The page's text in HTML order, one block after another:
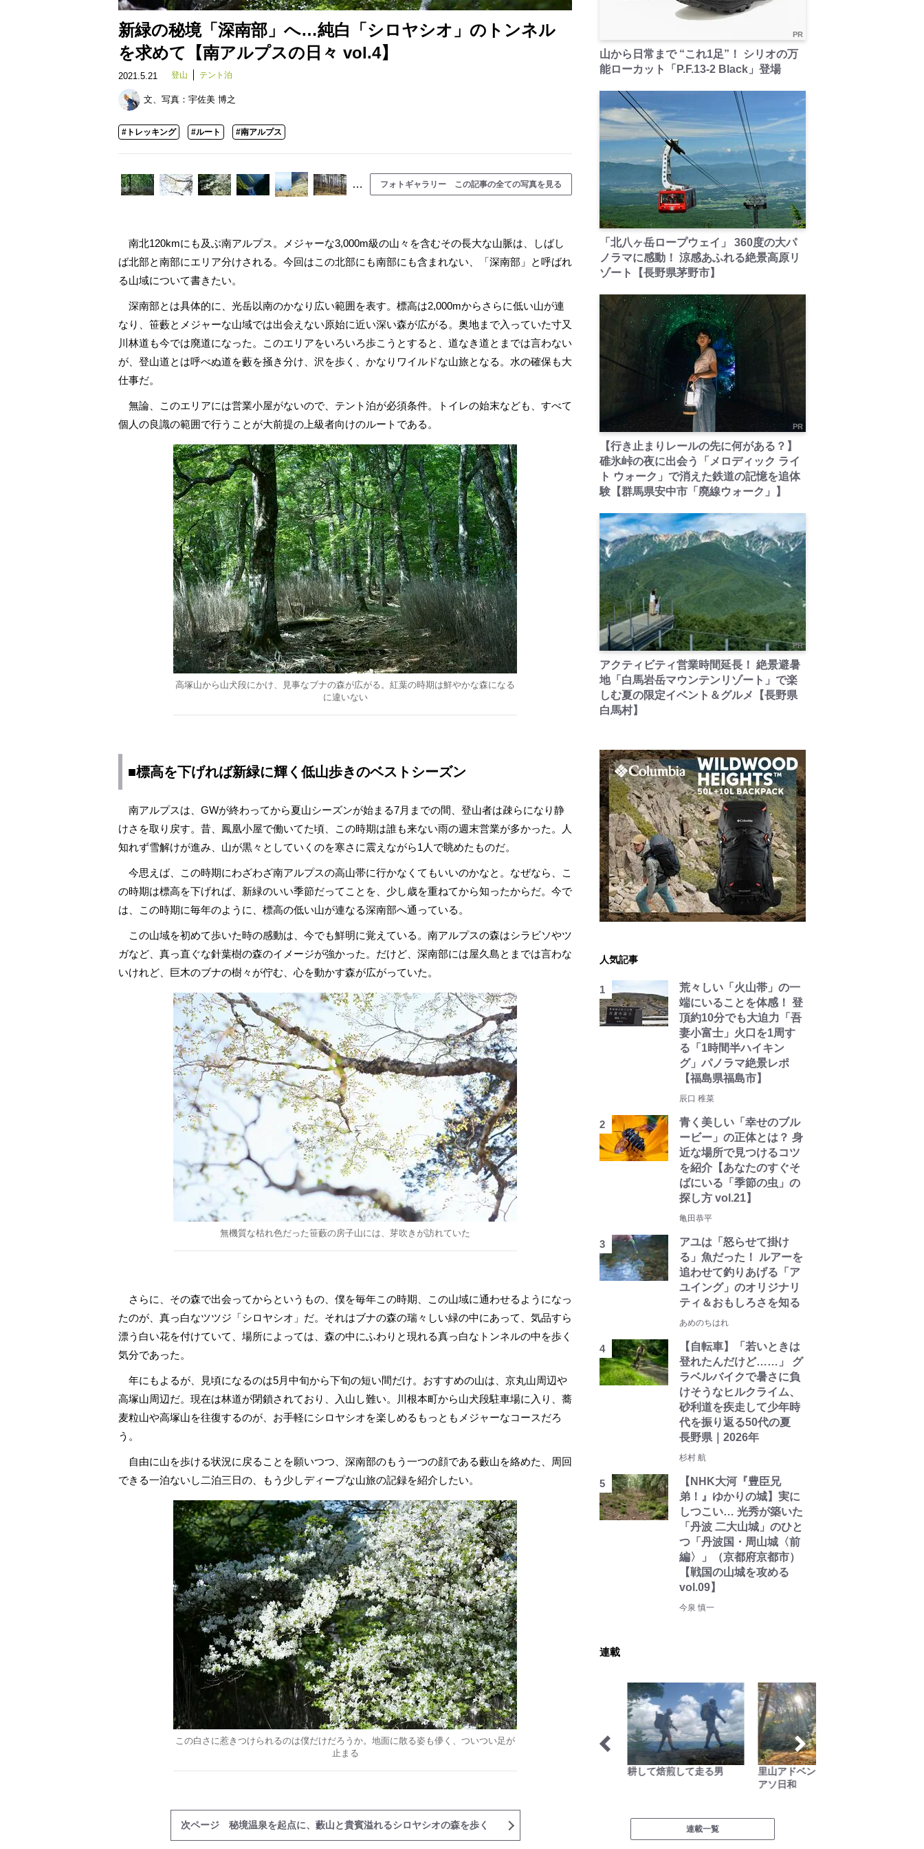
新緑の秘境「深南部」へ…純白「シロヤシオ」のトンネル
を求めて【南アルプスの日々 vol.4】
2021.5.21 登山 テント泊
文、写真： 宇佐美 博之
#トレッキング #ルート #南アルプス
… フォトギャラリー この記事の全ての写真を見る
南北120kmにも及ぶ南アルプス。メジャーな3,000m級の山々を含むその長大な山脈は、しばし
ば北部と南部にエリア分けされる。今回はこの北部にも南部にも含まれない、「深南部」と呼ばれ
る山域について書きたい。
深南部とは具体的に、光岳以南のかなり広い範囲を表す。標高は2,000mからさらに低い山が連
なり、笹藪とメジャーな山域では出会えない原始に近い深い森が広がる。奥地まで入っていた寸又
川林道も今では廃道になった。このエリアをいろいろ歩こうとすると、道なき道とまでは言わない
が、登山道とは呼べぬ道を藪を掻き分け、沢を歩く、かなりワイルドな山旅となる。水の確保も大
仕事だ。
無論、このエリアには営業小屋がないので、テント泊が必須条件。トイレの始末なども、すべて
個人の良識の範囲で行うことが大前提の上級者向けのルートである。
高塚山から山犬段にかけ、見事なブナの森が広がる。紅葉の時期は鮮やかな森になる
に違いない
■標高を下げれば新緑に輝く低山歩きのベストシーズン
南アルプスは、GWが終わってから夏山シーズンが始まる7月までの間、登山者は疎らになり静
けさを取り戻す。昔、鳳凰小屋で働いてた頃、この時期は誰も来ない雨の週末営業が多かった。人
知れず雪解けが進み、山が黒々としていくのを寒さに震えながら1人で眺めたものだ。
今思えば、この時期にわざわざ南アルプスの高山帯に行かなくてもいいのかなと。なぜなら、こ
の時期は標高を下げれば、新緑のいい季節だってことを、少し歳を重ねてから知ったからだ。今で
は、この時期に毎年のように、標高の低い山が連なる深南部へ通っている。
この山域を初めて歩いた時の感動は、今でも鮮明に覚えている。南アルプスの森はシラビソやツ
ガなど、真っ直ぐな針葉樹の森のイメージが強かった。だけど、深南部には屋久島とまでは言わな
いけれど、巨木のブナの樹々が佇む、心を動かす森が広がっていた。
無機質な枯れ色だった笹藪の房子山には、芽吹きが訪れていた
さらに、その森で出会ってからというもの、僕を毎年この時期、この山域に通わせるようになっ
たのが、真っ白なツツジ「シロヤシオ」だ。それはブナの森の瑞々しい緑の中にあって、気品すら
漂う白い花を付けていて、場所によっては、森の中にふわりと現れる真っ白なトンネルの中を歩く
気分であった。
年にもよるが、見頃になるのは5月中旬から下旬の短い間だけ。おすすめの山は、京丸山周辺や
高塚山周辺だ。現在は林道が閉鎖されており、入山し難い。川根本町から山犬段駐車場に入り、蕎
麦粒山や高塚山を往復するのが、お手軽にシロヤシオを楽しめるもっともメジャーなコースだろ
う。
自由に山を歩ける状況に戻ることを願いつつ、深南部のもう一つの顔である藪山を絡めた、周回
できる一泊ないし二泊三日の、もう少しディープな山旅の記録を紹介したい。
この白さに惹きつけられるのは僕だけだろうか。地面に散る姿も儚く、ついつい足が
止まる
次ページ 秘境温泉を起点に、藪山と貴賓溢れるシロヤシオの森を歩く
PR
山から日常まで “これ1足”！ シリオの万
能ローカット「P.F.13-2 Black」登場
PR
「北八ヶ岳ロープウェイ」 360度の大パ
ノラマに感動！ 涼感あふれる絶景高原リ
ゾート【長野県茅野市】
PR
【行き止まりレールの先に何がある？】
碓氷峠の夜に出会う「メロディック ライ
ト ウォーク」で消えた鉄道の記憶を追体
験【群馬県安中市「廃線ウォーク」】
PR
アクティビティ営業時間延長！ 絶景避暑
地「白馬岩岳マウンテンリゾート」で楽
しむ夏の限定イベント＆グルメ【長野県
白馬村】
人気記事
荒々しい「火山帯」の一
端にいることを体感！ 登
頂約10分でも大迫力「吾
妻小富士」火口を1周す
る「1時間半ハイキン
グ」パノラマ絶景レポ
【福島県福島市】
辰口 稚菜
青く美しい「幸せのブル
ービー」の正体とは？ 身
近な場所で見つけるコツ
を紹介【あなたのすぐそ
ばにいる「季節の虫」の
探し方 vol.21】
亀田恭平
アユは「怒らせて掛け
る」魚だった！ ルアーを
追わせて釣りあげる「ア
ユイング」のオリジナリ
ティ＆おもしろさを知る
あめのちはれ
【自転車】「若いときは
登れたんだけど……」 グ
ラベルバイクで暑さに負
けそうなヒルクライム、
砂利道を疾走して少年時
代を振り返る50代の夏
長野県｜2026年
杉村 航
【NHK大河『豊臣兄
弟！』ゆかりの城】実に
しつこい… 光秀が築いた
「丹波 二大山城」のひと
つ「丹波国・周山城〈前
編〉」（京都府京都市）
【戦国の山城を攻める
vol.09】
今泉 慎一
連載
無人地帯の遊び方 サバイバル登山家を撮る 耕して焙煎して走る男
里山アドベンチャー！ソト
アソ日和
連載一覧